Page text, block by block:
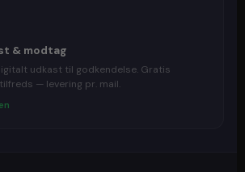
& modtag
udkast til godkendelse. Gratis
— levering pr. mail.